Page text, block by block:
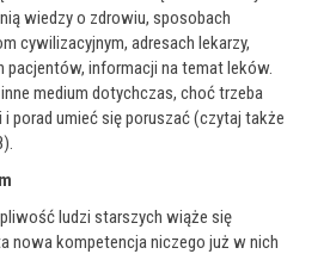
wiedzy o zdrowiu, sposobach
cywilizacyjnym, adresach lekarzy,
pacjentów, informacji na temat leków.
medium dotychczas, choć trzeba
porad umieć się poruszać (czytaj także
ludzi starszych wiąże się
nowa kompetencja niczego już w nich